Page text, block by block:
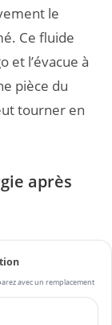
le
Ce fluide
et l’évacue à
pièce du
tourner en
après